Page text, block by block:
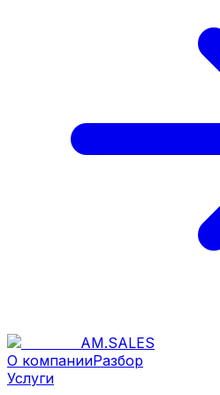
AM.SALES
О компанииРазбор
Услуги